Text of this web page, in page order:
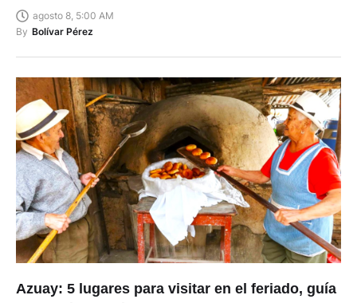
agosto 8, 5:00 AM
By Bolívar Pérez
Azuay: 5 lugares para visitar en el feriado, guía